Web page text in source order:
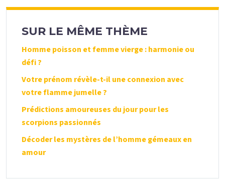
SUR LE MÊME THÈME
Homme poisson et femme vierge : harmonie ou
défi ?
Votre prénom révèle-t-il une connexion avec
votre flamme jumelle ?
Prédictions amoureuses du jour pour les
scorpions passionnés
Décoder les mystères de l’homme gémeaux en
amour